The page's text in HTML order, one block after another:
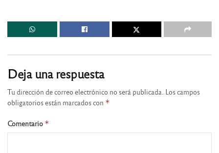
Deja una respuesta
Tu dirección de correo electrónico no será publicada. Los campos
obligatorios están marcados con *
Comentario *